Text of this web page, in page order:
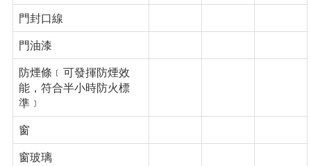
門封口線
門油漆
防煙條﹝可發揮防煙效
能，符合半小時防火標
準﹞
窗
窗玻璃